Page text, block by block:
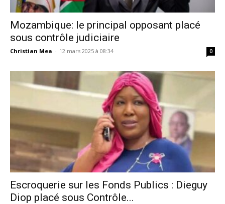
Mozambique: le principal opposant placé
sous contrôle judiciaire
Christian Mea - 12 mars 2025 à 08:34 0
Escroquerie sur les Fonds Publics : Dieguy
Diop placé sous Contrôle...